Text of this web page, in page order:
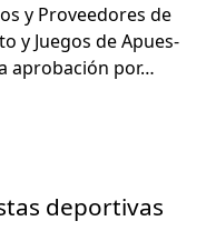
y Provee­dores de
y Jue­gos de Apues­
aprobación por…
deportivas